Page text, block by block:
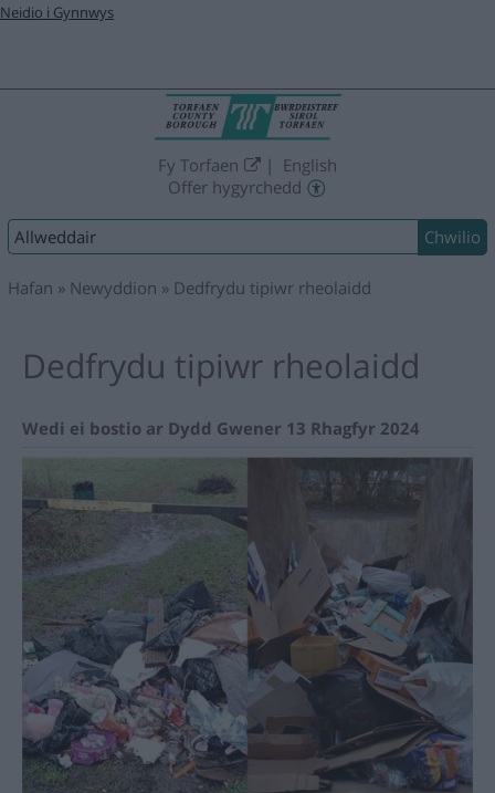
Neidio i Gynnwys
Fy Torfaen
English
Offer hygyrchedd
Chwilio:
Hafan Newyddion Dedfrydu tipiwr rheolaidd
Dedfrydu tipiwr rheolaidd
Wedi ei bostio ar Dydd Gwener 13 Rhagfyr 2024